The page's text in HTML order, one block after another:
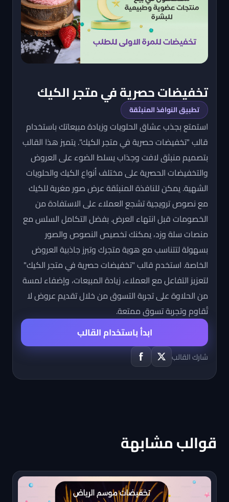
تخفيضات حصرية في متجر الكيك
تطبيق النوافذ المنبثقة
استمتع بجذب عشاق الحلويات وزيادة مبيعاتك باستخدام
قالب "تخفيضات حصرية في متجر الكيك". يتميز هذا القالب
بتصميم منبثق لافت وجذاب يسلط الضوء على العروض
والتخفيضات الحصرية على مختلف أنواع الكيك والحلويات
الشهية. يمكن للنافذة المنبثقة عرض صور مغرية للكيك
مع نصوص ترويجية تشجع العملاء على الاستفادة من
الخصومات قبل انتهاء العرض. بفضل التكامل السلس مع
منصات سلة وزد، يمكنك تخصيص النصوص والصور
بسهولة لتتناسب مع هوية متجرك وتبرز جاذبية العروض
الخاصة. استخدم قالب "تخفيضات حصرية في متجر الكيك"
لتعزيز التفاعل مع العملاء، زيادة المبيعات، وإضفاء لمسة
من الحلاوة على تجربة التسوق من خلال تقديم عروض لا
تُقاوم وتجربة تسوق ممتعة.
ابدأ باستخدام القالب
شارك القالب
قوالب مشابهة